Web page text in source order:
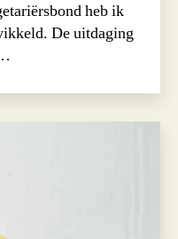
heb ik
De uitdaging